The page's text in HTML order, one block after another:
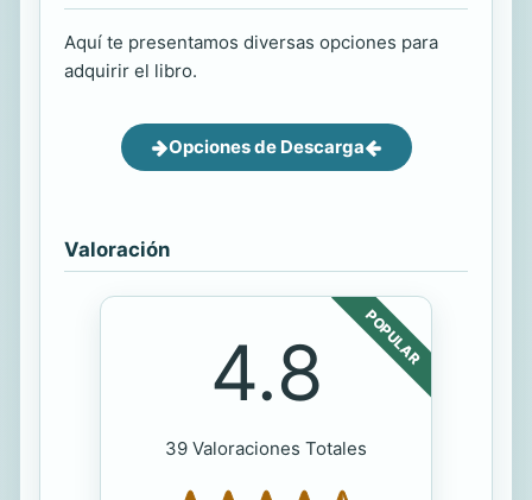
Aquí te presentamos diversas opciones para
adquirir el libro.
Opciones de Descarga
Valoración
POPULAR
4.8
39 Valoraciones Totales